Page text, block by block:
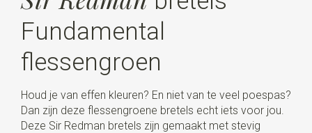
Fundamental
flessengroen
Houd je van effen kleuren? En niet van te veel poespas?
Dan zijn deze flessengroene bretels echt iets voor jou.
Deze Sir Redman bretels zijn gemaakt met stevig